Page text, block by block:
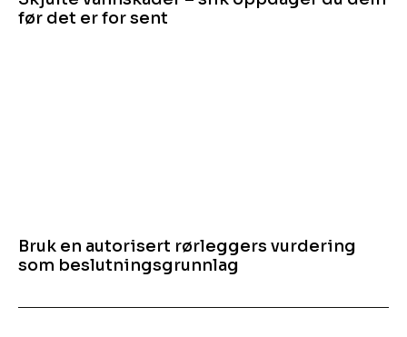
før det er for sent
Bruk en autorisert rørleggers vurdering
som beslutningsgrunnlag